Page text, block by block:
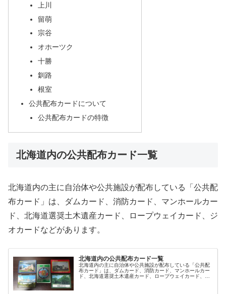
上川
留萌
宗谷
オホーツク
十勝
釧路
根室
公共配布カードについて
公共配布カードの特徴
北海道内の公共配布カード一覧
北海道内の主に自治体や公共施設が配布している「公共配
布カード」は、ダムカード、消防カード、マンホールカー
ド、北海道選奨土木遺産カード、ロープウェイカード、ジ
オカードなどがあります。
北海道内の公共配布カード一覧
北海道内の主に自治体や公共施設が配布している「公共配
布カード」は、ダムカード、消防カード、マンホールカー
ド、北海道選奨土木遺産カード、ロープウェイカード、ジ